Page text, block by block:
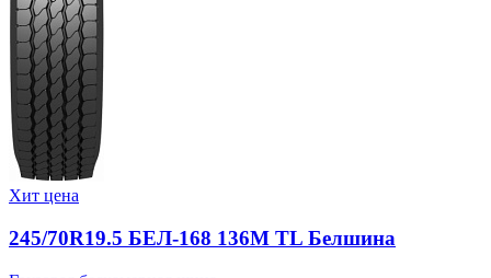
Хит цена
245/70R19.5 БЕЛ-168 136M TL Белшина